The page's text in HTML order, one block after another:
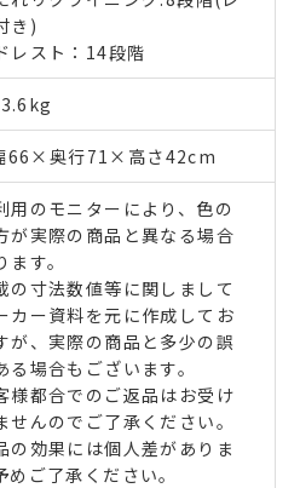
き)
レスト：14段階
66×奥行71×高さ42cm
用のモニターにより、色の
が実際の商品と異なる場合
す。
の寸法数値等に関しまして
カー資料を元に作成してお
が、実際の商品と多少の誤
る場合もございます。
様都合でのご返品はお受け
せんのでご了承ください。
の効果には個人差がありま
めご了承ください。